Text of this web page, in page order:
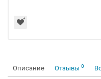
Описание Отзывы 0